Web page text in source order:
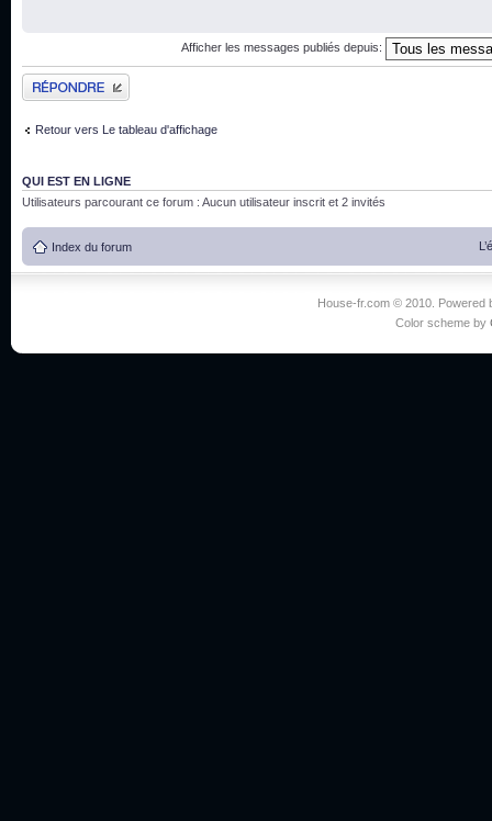
Afficher les messages publiés depuis:
Publier une réponse
Retour vers Le tableau d'affichage
QUI EST EN LIGNE
Utilisateurs parcourant ce forum : Aucun utilisateur inscrit et 2 invités
Index du forum
House-fr.com © 2010. Powered
Color scheme by